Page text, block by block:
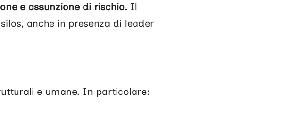
e assunzione di rischio. Il
anche in presenza di leader
e umane. In particolare: